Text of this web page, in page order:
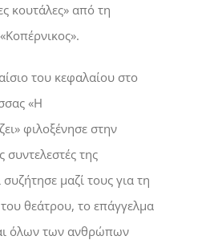
κουτάλες» από τη
του κεφαλαίου στο
«Η
φιλοξένησε στην
συντελεστές της
μαζί τους για τη
θεάτρου, το επάγγελμα
όλων των ανθρώπων